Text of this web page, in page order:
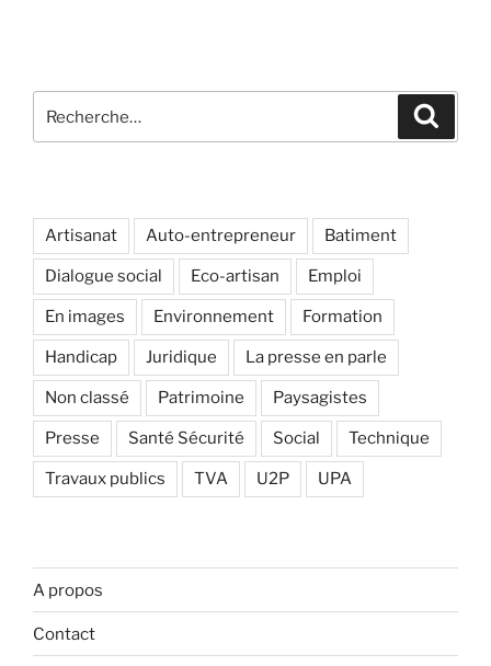
pour
Artisanat Auto-entrepreneur Batiment
Dialogue social Eco-artisan Emploi
En images Environnement Formation
Handicap Juridique La presse en parle
Non classé Patrimoine Paysagistes
Presse Santé Sécurité Social Technique
Travaux publics TVA U2P UPA
A propos
Contact